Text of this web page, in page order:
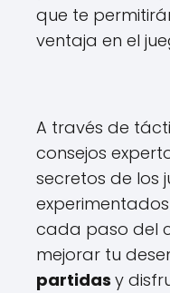
que te
ventaja en el
A través de
consejos
secretos de los
cada paso del
mejorar tu
partidas y